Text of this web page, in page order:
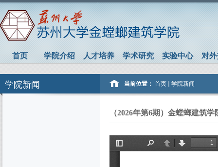
首页 学院介绍 人才培养 学术研究 实验中心 对
学院新闻 当前位置： 首页 学院新闻
（2026年第6期）金螳螂建筑